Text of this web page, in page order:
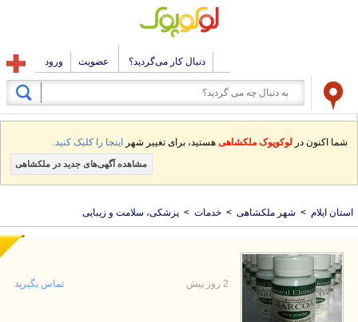
دنبال کار می‌گردید؟ عضویت ورود
شما اکنون در لوکوپوک ملکشاهی هستید، برای تغییر شهر اینجا را کلیک کنید.
مشاهده آگهی‌های جدید در ملکشاهی
استان ایلام > شهر ملکشاهی > خدمات > پزشکی، سلامت و زیبایی
تماس بگیرید